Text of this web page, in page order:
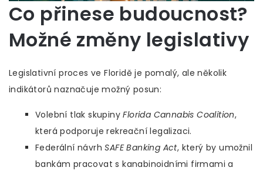
Co přinese budoucnost?
Možné změny legislativy
Legislativní proces ve Floridě je pomalý, ale několik
indikátorů naznačuje možný posun:
Volební tlak skupinyFlorida Cannabis Coalition,
která podporuje rekreační legalizaci.
Federální návrhSAFE Banking Act, který by umožnil
bankám pracovat s kanabinoidními firmami a